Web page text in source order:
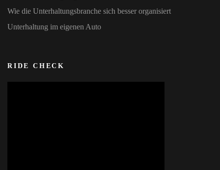
Wie die Unterhaltungsbranche sich besser organisiert
Unterhaltung im eigenen Auto
RIDE CHECK